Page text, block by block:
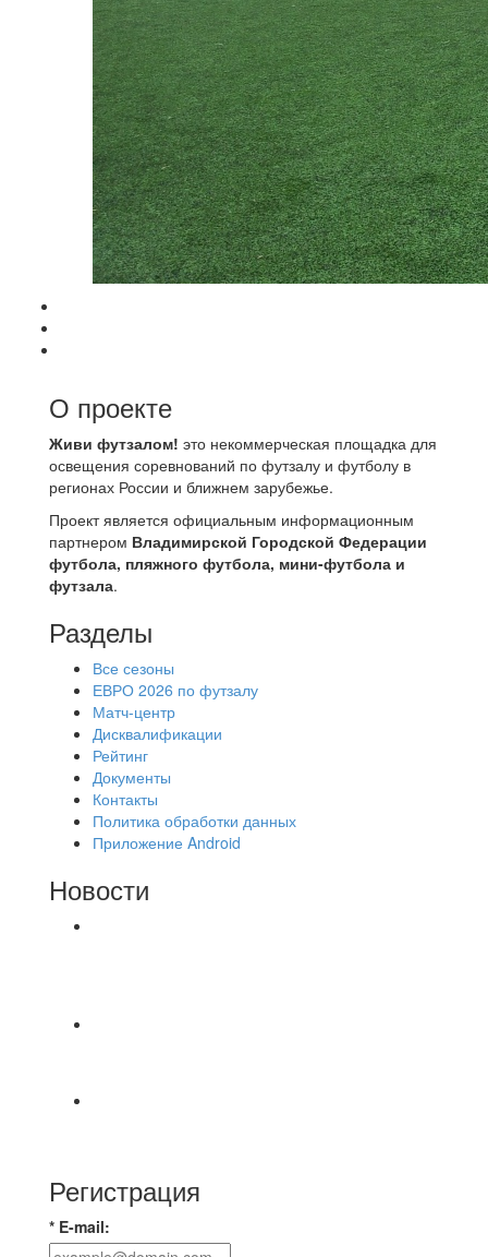
О проекте
Живи футзалом! это некоммерческая площадка для
освещения соревнований по футзалу и футболу в
регионах России и ближнем зарубежье.
Проект является официальным информационным
партнером Владимирской Городской Федерации
футбола, пляжного футбола, мини-футбола и
футзала.
Разделы
Все сезоны
ЕВРО 2026 по футзалу
Матч-центр
Дисквалификации
Рейтинг
Документы
Контакты
Политика обработки данных
Приложение Android
Новости
Регистрация
* E-mail: